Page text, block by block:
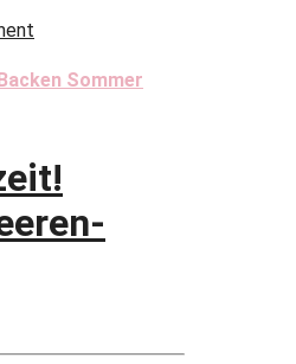
Backen Sommer